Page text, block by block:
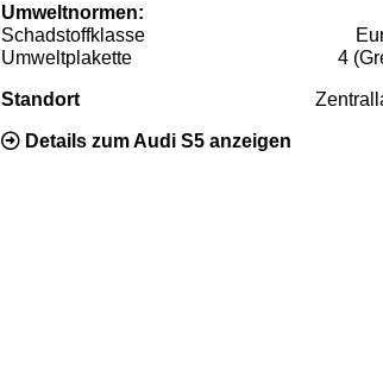
Umweltnormen:
Schadstoffklasse
Umweltplakette
4
Standort
Details zum Audi S5 anzeigen